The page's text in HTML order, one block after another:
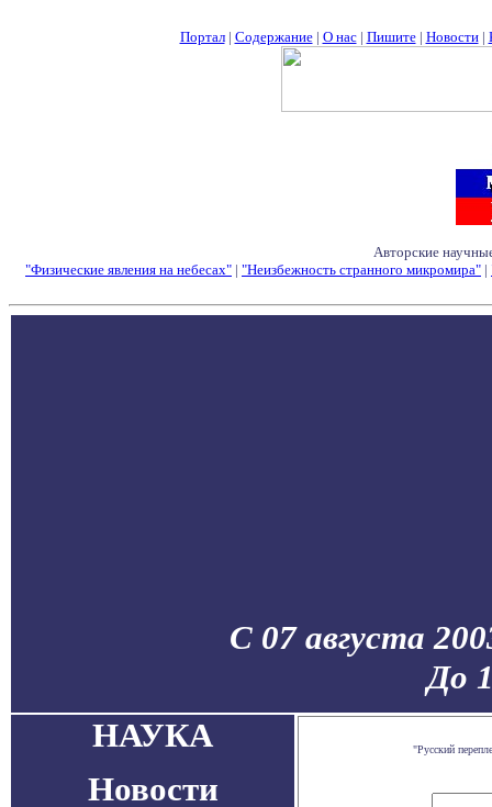
Портал| Содержание| О нас| Пишите| Новости|
Авторские
"Физические явления на небесах" | "Неизбежность странного микромира" |
С 07 августа
До
НАУКА
Новости
"Русский